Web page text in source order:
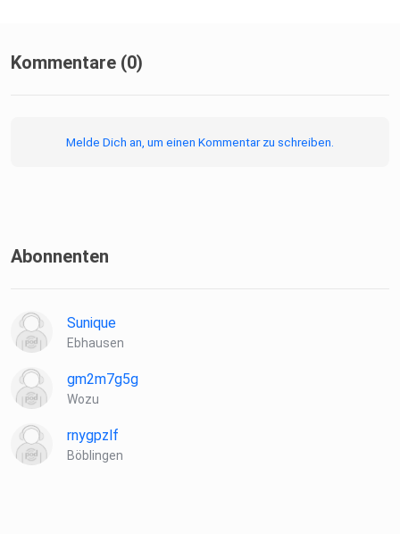
Kommentare (0)
Melde Dich an, um einen Kommentar zu schreiben.
Abonnenten
Sunique
Ebhausen
gm2m7g5g
Wozu
rnygpzlf
Böblingen